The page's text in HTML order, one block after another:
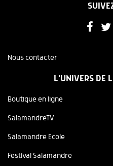
Nous contacter
L'UNIVERS DE
Boutique en ligne
SalamandreTV
Salamandre Ecole
Festival Salamandre